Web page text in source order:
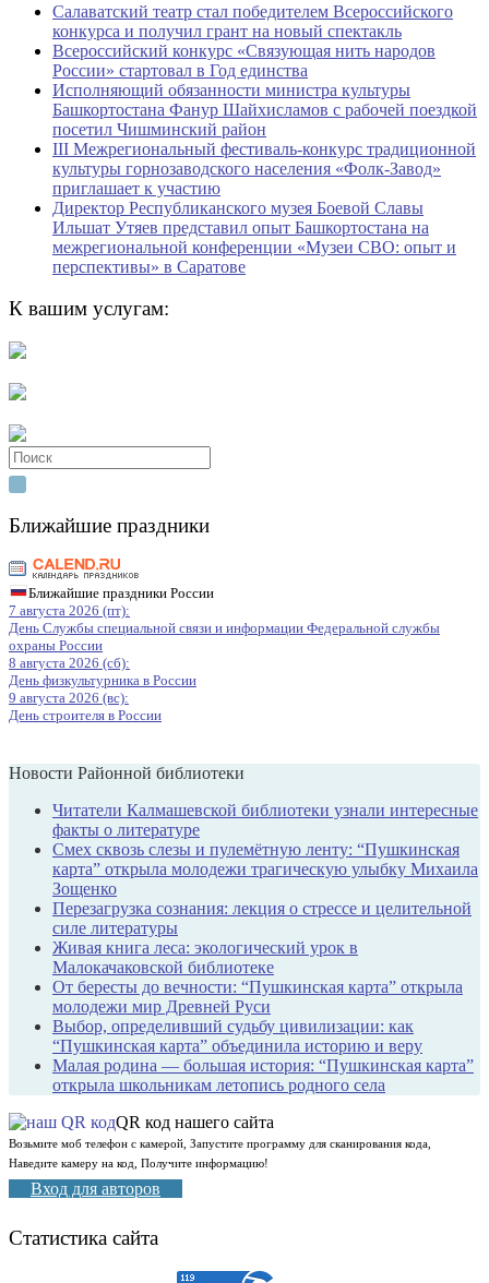
Салаватский театр стал победителем Всероссийского
конкурса и получил грант на новый спектакль
Всероссийский конкурс «Связующая нить народов
России» стартовал в Год единства
Исполняющий обязанности министра культуры
Башкортостана Фанур Шайхисламов с рабочей поездкой
посетил Чишминский район
III Межрегиональный фестиваль-конкурс традиционной
культуры горнозаводского населения «Фолк-Завод»
приглашает к участию
Директор Республиканского музея Боевой Славы
Ильшат Утяев представил опыт Башкортостана на
межрегиональной конференции «Музеи СВО: опыт и
перспективы» в Саратове
К вашим услугам:
Search
for:
Ближайшие праздники
Ближайшие праздники России
7 августа 2026 (пт):
День Службы специальной связи и информации Федеральной службы
охраны России
8 августа 2026 (сб):
День физкультурника в России
9 августа 2026 (вс):
День строителя в России
Новости Районной библиотеки
Читатели Калмашевской библиотеки узнали интересные
факты о литературе
Смех сквозь слезы и пулемётную ленту: “Пушкинская
карта” открыла молодежи трагическую улыбку Михаила
Зощенко
Перезагрузка сознания: лекция о стрессе и целительной
силе литературы
Живая книга леса: экологический урок в
Малокачаковской библиотеке
От бересты до вечности: “Пушкинская карта” открыла
молодежи мир Древней Руси
Выбор, определивший судьбу цивилизации: как
“Пушкинская карта” объединила историю и веру
Малая родина — большая история: “Пушкинская карта”
открыла школьникам летопись родного села
QR код нашего сайта
Возьмите моб телефон с камерой, Запустите программу для сканирования кода,
Наведите камеру на код, Получите информацию!
Вход для авторов
Статистика сайта